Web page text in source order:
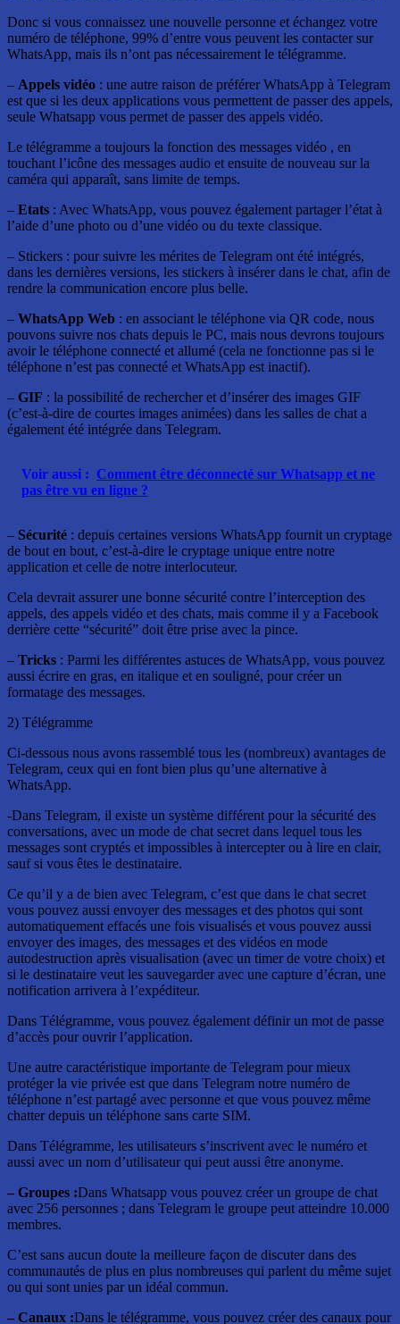
Donc si vous connaissez une nouvelle personne et échangez votre
numéro de téléphone, 99% d’entre vous peuvent les contacter sur
WhatsApp, mais ils n’ont pas nécessairement le télégramme.
– Appels vidéo : une autre raison de préférer WhatsApp à Telegram
est que si les deux applications vous permettent de passer des appels,
seule Whatsapp vous permet de passer des appels vidéo.
Le télégramme a toujours la fonction des messages vidéo , en
touchant l’icône des messages audio et ensuite de nouveau sur la
caméra qui apparaît, sans limite de temps.
– Etats : Avec WhatsApp, vous pouvez également partager l’état à
l’aide d’une photo ou d’une vidéo ou du texte classique.
– Stickers : pour suivre les mérites de Telegram ont été intégrés,
dans les dernières versions, les stickers à insérer dans le chat, afin de
rendre la communication encore plus belle.
– WhatsApp Web : en associant le téléphone via QR code, nous
pouvons suivre nos chats depuis le PC, mais nous devrons toujours
avoir le téléphone connecté et allumé (cela ne fonctionne pas si le
téléphone n’est pas connecté et WhatsApp est inactif).
– GIF : la possibilité de rechercher et d’insérer des images GIF
(c’est-à-dire de courtes images animées) dans les salles de chat a
également été intégrée dans Telegram.
Voir aussi : Comment être déconnecté sur Whatsapp et ne
pas être vu en ligne ?
– Sécurité : depuis certaines versions WhatsApp fournit un cryptage
de bout en bout, c’est-à-dire le cryptage unique entre notre
application et celle de notre interlocuteur.
Cela devrait assurer une bonne sécurité contre l’interception des
appels, des appels vidéo et des chats, mais comme il y a Facebook
derrière cette “sécurité” doit être prise avec la pince.
– Tricks : Parmi les différentes astuces de WhatsApp, vous pouvez
aussi écrire en gras, en italique et en souligné, pour créer un
formatage des messages.
2) Télégramme
Ci-dessous nous avons rassemblé tous les (nombreux) avantages de
Telegram, ceux qui en font bien plus qu’une alternative à
WhatsApp.
-Dans Telegram, il existe un système différent pour la sécurité des
conversations, avec un mode de chat secret dans lequel tous les
messages sont cryptés et impossibles à intercepter ou à lire en clair,
sauf si vous êtes le destinataire.
Ce qu’il y a de bien avec Telegram, c’est que dans le chat secret
vous pouvez aussi envoyer des messages et des photos qui sont
automatiquement effacés une fois visualisés et vous pouvez aussi
envoyer des images, des messages et des vidéos en mode
autodestruction après visualisation (avec un timer de votre choix) et
si le destinataire veut les sauvegarder avec une capture d’écran, une
notification arrivera à l’expéditeur.
Dans Télégramme, vous pouvez également définir un mot de passe
d’accès pour ouvrir l’application.
Une autre caractéristique importante de Telegram pour mieux
protéger la vie privée est que dans Telegram notre numéro de
téléphone n’est partagé avec personne et que vous pouvez même
chatter depuis un téléphone sans carte SIM.
Dans Télégramme, les utilisateurs s’inscrivent avec le numéro et
aussi avec un nom d’utilisateur qui peut aussi être anonyme.
– Groupes :Dans Whatsapp vous pouvez créer un groupe de chat
avec 256 personnes ; dans Telegram le groupe peut atteindre 10.000
membres.
C’est sans aucun doute la meilleure façon de discuter dans des
communautés de plus en plus nombreuses qui parlent du même sujet
ou qui sont unies par un idéal commun.
– Canaux :Dans le télégramme, vous pouvez créer des canaux pour